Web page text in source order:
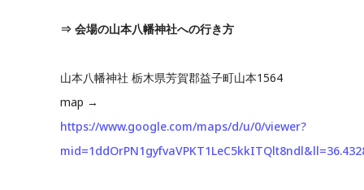
⇒ 会場の山本八幡神社への行き方
山本八幡神社 栃木県芳賀郡益子町山本1564
map →
https://www.google.com/maps/d/u/0/viewer?